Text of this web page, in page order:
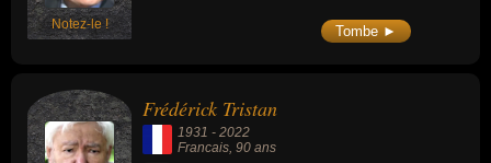
Notez-le ! Tombe ►
Frédérick Tristan
1931 - 2022
Francais, 90 ans